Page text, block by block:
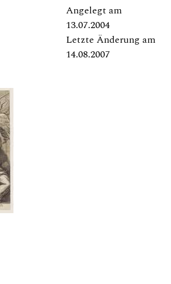
Angelegt am
13.07.2004
Letzte Änderung am
14.08.2007